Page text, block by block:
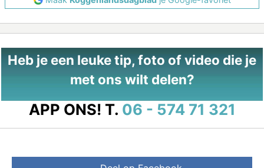
Heb je een leuke tip, foto of video die je
met ons wilt delen?
APP ONS! T. 06 - 574 71 321